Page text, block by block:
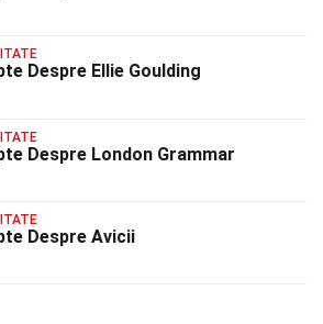
Despre Ellie Goulding
Despre London Grammar
Despre Avicii